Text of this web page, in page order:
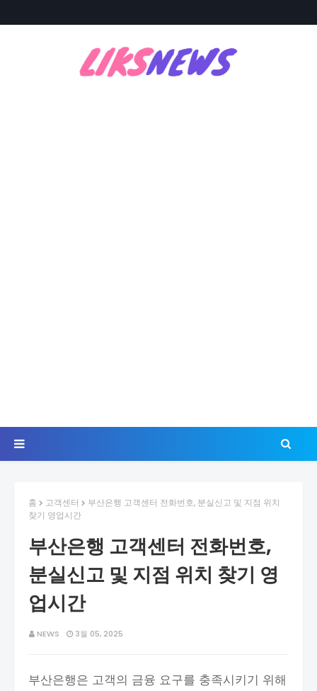
홈 고객센터
부산은행 고객센터 전화번호, 분실신고 및 지점 위치
찾기 영업시간
부산은행 고객센터 전화번호,
분실신고 및 지점 위치 찾기 영
업시간
NEWS 3월 05, 2025
부산은행은 고객의 금융 요구를 충족시키기 위해